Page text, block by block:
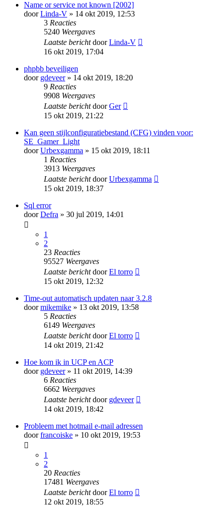
Name or service not known [2002]
doorLinda-V » 14 okt 2019, 12:53
3 Reacties
5240 Weergaves
Laatste berichtdoorLinda-V
16 okt 2019, 17:04
phpbb beveiligen
door gdeveer» 14 okt 2019, 18:20
9 Reacties
9908 Weergaves
Laatste berichtdoorGer
15 okt 2019, 21:22
Kan geen stijlconfiguratiebestand (CFG) vinden voor:
SE_Gamer_Light
doorUrbexgamma » 15 okt 2019, 18:11
1 Reacties
3913 Weergaves
Laatste berichtdoorUrbexgamma
15 okt 2019, 18:37
Sql error
doorDefra » 30 jul 2019, 14:01
1
2
23 Reacties
95527 Weergaves
Laatste berichtdoorEl torro
15 okt 2019, 12:32
Time-out automatisch updaten naar 3.2.8
doormikemike » 13 okt 2019, 13:58
5 Reacties
6149 Weergaves
Laatste berichtdoorEl torro
14 okt 2019, 21:42
Hoe kom ik in UCP en ACP
door gdeveer» 11 okt 2019, 14:39
6 Reacties
6662 Weergaves
Laatste berichtdoor gdeveer
14 okt 2019, 18:42
Probleem met hotmail e-mail adressen
doorfrancoiske » 10 okt 2019, 19:53
1
2
20 Reacties
17481 Weergaves
Laatste berichtdoorEl torro
12 okt 2019, 18:55